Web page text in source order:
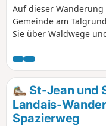
Auf dieser Wanderung
Gemeinde am
Sie über Waldwege
dabei nur wenige
Wanderung ist für alle
Schwierigkeiten und
Markierungen
St-Jean und
Landais-
Spazierweg